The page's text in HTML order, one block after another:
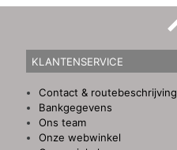
KLANTENSERVICE
Contact & routebeschrijving
Bankgegevens
Ons team
Onze webwinkel